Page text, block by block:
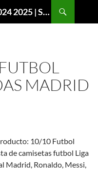
Chandal Atletico de Madrid 2024 2025 | SuperVigo
MADRID
10/10 Futbol
de camisetas futbol Liga
Madrid, Ronaldo, Messi,